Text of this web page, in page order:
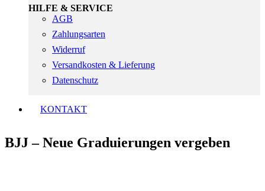
HILFE & SERVICE
AGB
Zahlungsarten
Widerruf
Versandkosten & Lieferung
Datenschutz
KONTAKT
BJJ – Neue Graduierungen vergeben